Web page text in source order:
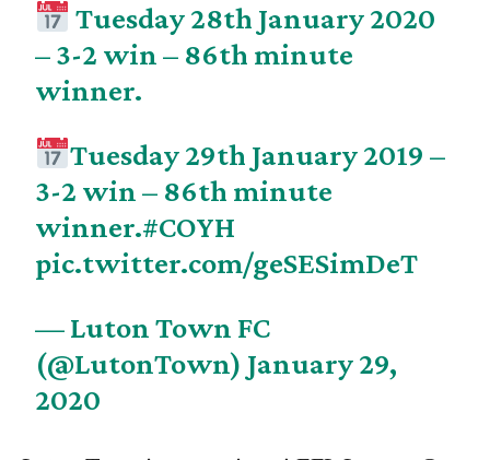
Tuesday 28th January 2020
– 3-2 win – 86th minute
winner.
Tuesday 29th January 2019 –
3-2 win – 86th minute
winner.#COYH
pic.twitter.com/geSESimDeT
— Luton Town FC
(@LutonTown) January 29,
2020